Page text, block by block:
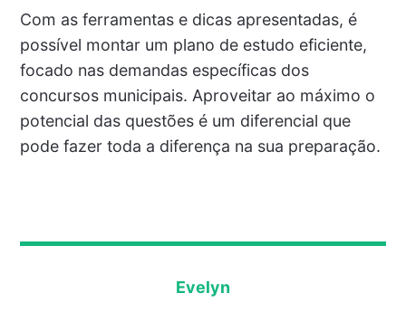
Com as ferramentas e dicas apresentadas, é
possível montar um plano de estudo eficiente,
focado nas demandas específicas dos
concursos municipais. Aproveitar ao máximo o
potencial das questões é um diferencial que
pode fazer toda a diferença na sua preparação.
Evelyn